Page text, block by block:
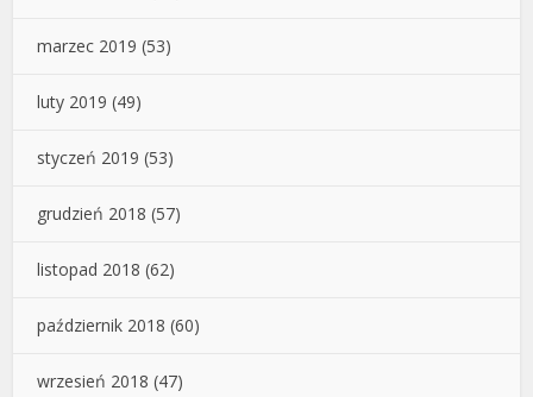
marzec 2019 (53)
luty 2019 (49)
styczeń 2019 (53)
grudzień 2018 (57)
listopad 2018 (62)
październik 2018 (60)
wrzesień 2018 (47)